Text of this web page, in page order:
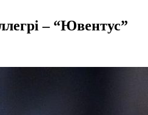
– “Ювентус”